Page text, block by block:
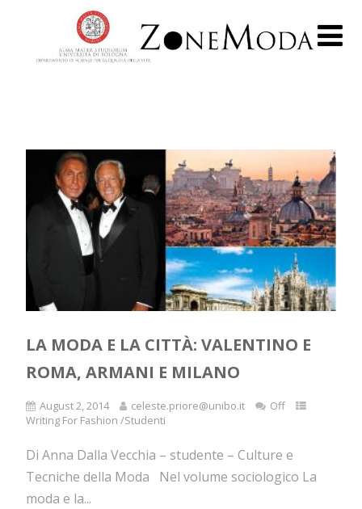
LA MODA E LA CITTÀ: VALENTINO E
ROMA, ARMANI E MILANO
August 2, 2014 celeste.priore@unibo.it
Off
Writing For Fashion /Studenti
Di Anna Dalla Vecchia – studente – Culture e
Tecniche della Moda Nel volume sociologico La
moda e la...